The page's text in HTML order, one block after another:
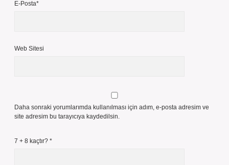
E-Posta*
Web Sitesi
Daha sonraki yorumlarımda kullanılması için adım, e-posta adresim ve
site adresim bu tarayıcıya kaydedilsin.
7 + 8 kaçtır? *